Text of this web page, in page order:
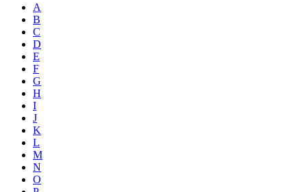
A
B
C
D
E
F
G
H
I
J
K
L
M
N
O